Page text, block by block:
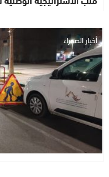
أخبار الصحراء